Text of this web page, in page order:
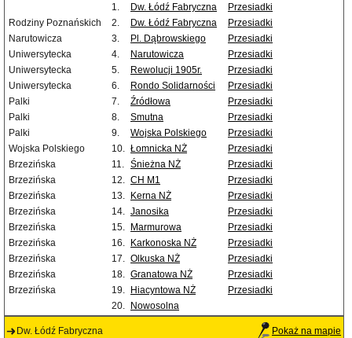
1.
Dw. Łódź Fabryczna
Przesiadki
Rodziny Poznańskich
2. Dw. Łódź Fabryczna
Przesiadki
Narutowicza
3. Pl. Dąbrowskiego
Przesiadki
Uniwersytecka
4. Narutowicza
Przesiadki
Uniwersytecka
5. Rewolucji 1905r.
Przesiadki
Uniwersytecka
6. Rondo Solidarności
Przesiadki
Palki
7. Źródłowa
Przesiadki
Palki
8. Smutna
Przesiadki
Palki
9. Wojska Polskiego
Przesiadki
Wojska Polskiego
10. Łomnicka NŻ
Przesiadki
Brzezińska
11. Śnieżna NŻ
Przesiadki
Brzezińska
12. CH M1
Przesiadki
Brzezińska
13. Kerna NŻ
Przesiadki
Brzezińska
14. Janosika
Przesiadki
Brzezińska
15. Marmurowa
Przesiadki
Brzezińska
16. Karkonoska NŻ
Przesiadki
Brzezińska
17. Olkuska NŻ
Przesiadki
Brzezińska
18. Granatowa NŻ
Przesiadki
Brzezińska
19. Hiacyntowa NŻ
Przesiadki
20.
Nowosolna
Dw. Łódź Fabryczna Pokaż na mapie